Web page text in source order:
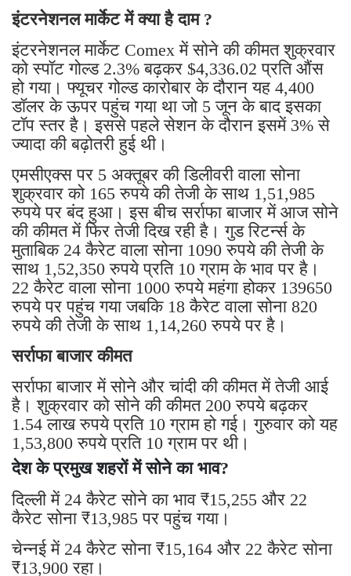
इंटरनेशनल मार्केट में क्या है दाम ?
इंटरनेशनल मार्केट Comex में सोने की कीमत शुक्रवार
को स्पॉट गोल्ड 2.3% बढ़कर $4,336.02 प्रति औंस
हो गया। फ्यूचर गोल्ड कारोबार के दौरान यह 4,400
डॉलर के ऊपर पहुंच गया था जो 5 जून के बाद इसका
टॉप स्तर है। इससे पहले सेशन के दौरान इसमें 3% से
ज्यादा की बढ़ोतरी हुई थी।
एमसीएक्स पर 5 अक्तूबर की डिलीवरी वाला सोना
शुक्रवार को 165 रुपये की तेजी के साथ 1,51,985
रुपये पर बंद हुआ। इस बीच सर्राफा बाजार में आज सोने
की कीमत में फिर तेजी दिख रही है। गुड रिटर्न्स के
मुताबिक 24 कैरेट वाला सोना 1090 रुपये की तेजी के
साथ 1,52,350 रुपये प्रति 10 ग्राम के भाव पर है।
22 कैरेट वाला सोना 1000 रुपये महंगा होकर 139650
रुपये पर पहुंच गया जबकि 18 कैरेट वाला सोना 820
रुपये की तेजी के साथ 1,14,260 रुपये पर है।
सर्राफा बाजार कीमत
सर्राफा बाजार में सोने और चांदी की कीमत में तेजी आई
है। शुक्रवार को सोने की कीमत 200 रुपये बढ़कर
1.54 लाख रुपये प्रति 10 ग्राम हो गई। गुरुवार को यह
1,53,800 रुपये प्रति 10 ग्राम पर थी।
देश के प्रमुख शहरों में सोने का भाव?
दिल्ली में 24 कैरेट सोने का भाव ₹15,255 और 22
कैरेट सोना ₹13,985 पर पहुंच गया।
चेन्नई में 24 कैरेट सोना ₹15,164 और 22 कैरेट सोना
₹13,900 रहा।